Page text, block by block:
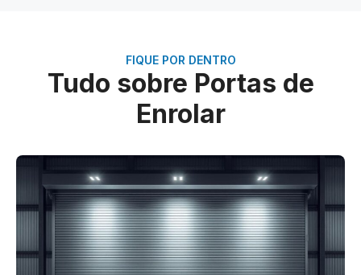
FIQUE POR DENTRO
Tudo sobre Portas de
Enrolar